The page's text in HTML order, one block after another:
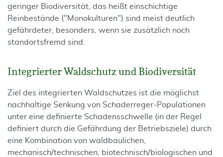
geringer Biodiversität, das heißt einschichtige
Reinbestände ("Mono­kultu­ren") sind meist deutlich
gefährdeter, besonders, wenn sie zusätzlich noch
standorts­fremd sind.
Integrierter Waldschutz und Biodiversität
Ziel des integrierten Waldschutzes ist die möglichst
nachhaltige Senkung von Schader­reger-Populationen
unter eine definierte Schadensschwelle (in der Regel
definiert durch die Gefährdung der Betriebsziele) durch
eine Kombination von waldbaulichen,
mechanisch/technischen, biotechnisch/biologischen und